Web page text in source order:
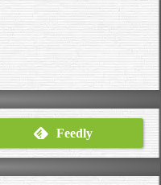
Feedly